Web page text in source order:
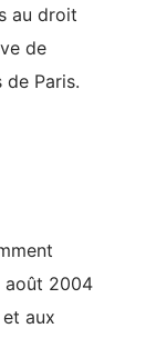
au droit
de
Paris.
août 2004
aux